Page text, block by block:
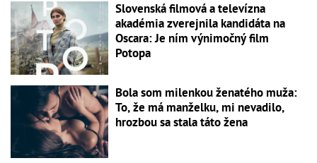
Slovenská filmová a televízna
akadémia zverejnila kandidáta na
Oscara: Je ním výnimočný film
Potopa
Bola som milenkou ženatého muža:
To, že má manželku, mi nevadilo,
hrozbou sa stala táto žena